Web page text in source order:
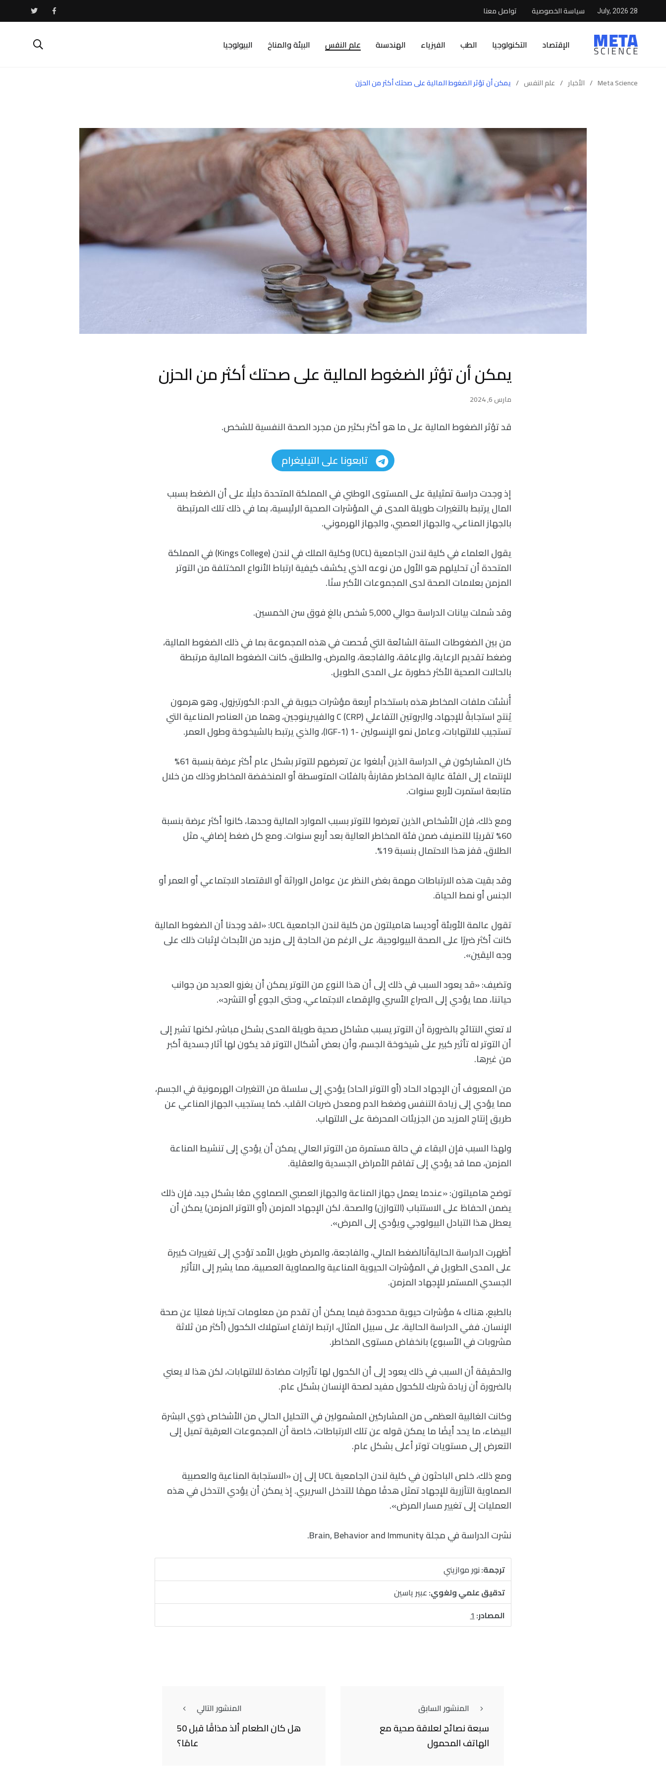
28 July, 2026 سياسة الخصوصية تواصل معنا
الإقتصاد التكنولوجيا الطب الفيزياء الهندسىة علم النفس البيئة والمناخ البيولوجيا
Meta Science
/ الأخبار / علم النفس / يمكن أن تؤثر الضغوط المالية على صحتك أكثر من الحزن
يمكن أن تؤثر الضغوط المالية على صحتك أكثر من الحزن
مارس 6, 2024
قد تؤثر الضغوط المالية على ما هو أكثر بكثير من مجرد الصحة النفسية للشخص.
تابعونا على التيليغرام
إذ وجدت دراسة تمثيلية على المستوى الوطني في المملكة المتحدة دليلًا على أن الضغط بسبب
المال يرتبط بالتغيرات طويلة المدى في المؤشرات الصحية الرئيسية، بما في ذلك تلك المرتبطة
بالجهاز المناعي، والجهاز العصبي، والجهاز الهرموني.
يقول العلماء في كلية لندن الجامعية (UCL) وكلية الملك في لندن (Kings College) في المملكة
المتحدة أن تحليلهم هو الأول من نوعه الذي يكشف كيفية ارتباط الأنواع المختلفة من التوتر
المزمن بعلامات الصحة لدى المجموعات الأكبر سنًا.
وقد شملت بيانات الدراسة حوالي 5,000 شخص بالغ فوق سن الخمسين.
من بين الضغوطات الستة الشائعة التي فُحصت في هذه المجموعة بما في ذلك الضغوط المالية،
وضغط تقديم الرعاية، والإعاقة، والفاجعة، والمرض، والطلاق، كانت الضغوط المالية مرتبطة
بالحالات الصحية الأكثر خطورة على المدى الطويل.
أُنشئت ملفات المخاطر هذه باستخدام أربعة مؤشرات حيوية في الدم: الكورتيزول، وهو هرمون
يُنتج استجابةً للإجهاد، والبروتين التفاعلي C (CRP) والفيبرينوجين، وهما من العناصر المناعية التي
تستجيب للالتهابات، وعامل نمو الإنسولين -1 (IGF-1)، والذي يرتبط بالشيخوخة وطول العمر.
كان المشاركون في الدراسة الذين أبلغوا عن تعرضهم للتوتر بشكل عام أكثر عرضة بنسبة 61%
للإنتماء إلى الفئة عالية المخاطر مقارنةً بالفئات المتوسطة أو المنخفضة المخاطر وذلك من خلال
متابعة استمرت لأربع سنوات.
ومع ذلك، فإن الأشخاص الذين تعرضوا للتوتر بسبب الموارد المالية وحدها، كانوا أكثر عرضة بنسبة
60% تقريبًا للتصنيف ضمن فئة المخاطر العالية بعد أربع سنوات. ومع كل ضغط إضافي، مثل
الطلاق، قفز هذا الاحتمال بنسبة 19%.
وقد بقيت هذه الارتباطات مهمة بغض النظر عن عوامل الوراثة أو الاقتصاد الاجتماعي أو العمر أو
الجنس أو نمط الحياة.
تقول عالمة الأوبئة أوديسا هاميلتون من كلية لندن الجامعية UCL: «لقد وجدنا أن الضغوط المالية
كانت أكثر ضررًا على الصحة البيولوجية، على الرغم من الحاجة إلى مزيد من الأبحاث لإثبات ذلك على
وجه اليقين».
وتضيف: «قد يعود السبب في ذلك إلى أن هذا النوع من التوتر يمكن أن يغزو العديد من جوانب
حياتنا، مما يؤدي إلى الصراع الأسري والإقصاء الاجتماعي، وحتى الجوع أو التشرد».
لا تعني النتائج بالضرورة أن التوتر يسبب مشاكل صحية طويلة المدى بشكل مباشر، لكنها تشير إلى
أن التوتر له تأثير كبير على شيخوخة الجسم، وأن بعض أشكال التوتر قد يكون لها آثار جسدية أكبر
من غيرها.
من المعروف أن الإجهاد الحاد (أو التوتر الحاد) يؤدي إلى سلسلة من التغيرات الهرمونية في الجسم،
مما يؤدي إلى زيادة التنفس وضغط الدم ومعدل ضربات القلب. كما يستجيب الجهاز المناعي عن
طريق إنتاج المزيد من الجزيئات المحرضة على الالتهاب.
ولهذا السبب فإن البقاء في حالة مستمرة من التوتر العالي يمكن أن يؤدي إلى تنشيط المناعة
المزمن، مما قد يؤدي إلى تفاقم الأمراض الجسدية والعقلية.
توضح هاميلتون: «عندما يعمل جهاز المناعة والجهاز العصبي الصماوي معًا بشكل جيد، فإن ذلك
يضمن الحفاظ على الاستتباب (التوازن) والصحة. لكن الإجهاد المزمن (أو التوتر المزمن) يمكن أن
يعطل هذا التبادل البيولوجي ويؤدي إلى المرض».
أظهرت الدراسة الحاليةأنالضغط المالي، والفاجعة، والمرض طويل الأمد تؤدي إلى تغييرات كبيرة
على المدى الطويل في المؤشرات الحيوية المناعية والصماوية العصبية، مما يشير إلى التأثير
الجسدي المستمر للإجهاد المزمن.
بالطبع، هناك 4 مؤشرات حيوية محدودة فيما يمكن أن تقدم من معلومات تخبرنا فعليًا عن صحة
الإنسان. ففي الدراسة الحالية، على سبيل المثال، ارتبط ارتفاع استهلاك الكحول (أكثر من ثلاثة
مشروبات في الأسبوع) بانخفاض مستوى المخاطر.
والحقيقة أن السبب في ذلك يعود إلى أن الكحول لها تأثيرات مضادة للالتهابات، لكن هذا لا يعني
بالضرورة أن زيادة شربك للكحول مفيد لصحة الإنسان بشكل عام.
وكانت الغالبية العظمى من المشاركين المشمولين في التحليل الحالي من الأشخاص ذوي البشرة
البيضاء، ما يحد أيضًا ما يمكن قوله عن تلك الارتباطات، خاصة أن المجموعات العرقية تميل إلى
التعرض إلى مستويات توتر أعلى بشكل عام.
ومع ذلك، خلص الباحثون في كلية لندن الجامعية UCL إلى إن «الاستجابة المناعية والعصبية
الصماوية التآزرية للإجهاد تمثل هدفًا مهمًا للتدخل السريري. إذ يمكن أن يؤدي التدخل في هذه
العمليات إلى تغيير مسار المرض».
نشرت الدراسة في مجلة Brain, Behavior and Immunity.
ترجمة:نور موازيني
تدقيق علمي ولغوي:عبير ياسين
المصادر:1
المنشور السابق
سبعة نصائح لعلاقة صحية مع
الهاتف المحمول
المنشور التالي
هل كان الطعام ألذ مذاقًا قبل 50
عامًا؟